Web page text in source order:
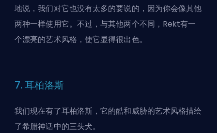
地说，我们对它也没有太多的要说的，因为你会像其他
两种一样使用它。不过，与其他两个不同，Rekt有一
个漂亮的艺术风格，使它显得很出色。
7. 耳柏洛斯
我们现在有了耳柏洛斯，它的酷和威胁的艺术风格描绘
了希腊神话中的三头犬。